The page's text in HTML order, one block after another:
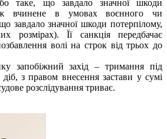
таке, що завдало значної шкоди
вчинене в умовах воєнного чи
завдало значної шкоди потерпілому,
розмірах). Її санкція передбачає
волі на строк від трьох до
запобіжний захід – тримання під
з правом внесення застави у сумі
розслідування триває.